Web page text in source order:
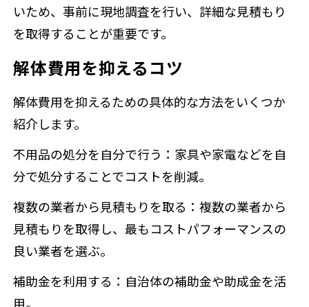
いため、事前に現地調査を行い、詳細な見積もり
を取得することが重要です。
解体費用を抑えるコツ
解体費用を抑えるための具体的な方法をいくつか
紹介します。
不用品の処分を自分で行う：家具や家電などを自
分で処分することでコストを削減。
複数の業者から見積もりを取る：複数の業者から
見積もりを取得し、最もコストパフォーマンスの
良い業者を選ぶ。
補助金を利用する：自治体の補助金や助成金を活
用。